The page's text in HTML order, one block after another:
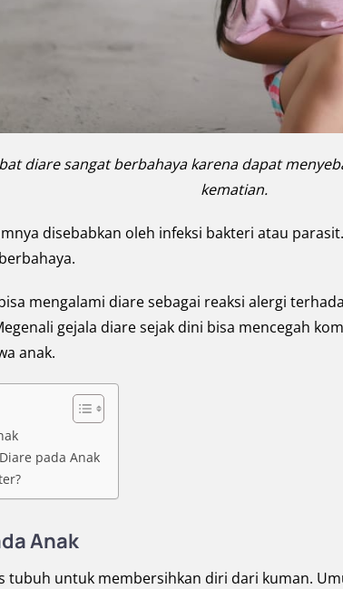
diare sangat berbahaya karena dapat
kematian.
disebabkan oleh infeksi bakteri atau
mengalami diare sebagai reaksi alergi
gejala diare sejak dini bisa mencegah
anak.
pada Anak
Anak
tubuh untuk membersihkan diri dari kuman.